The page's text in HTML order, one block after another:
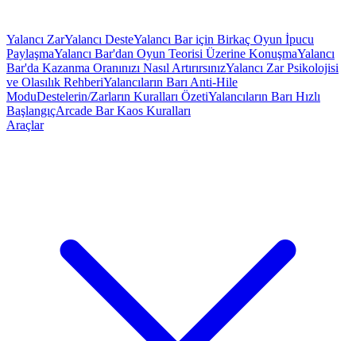
Yalancı ZarYalancı DesteYalancı Bar için Birkaç Oyun İpucu
PaylaşmaYalancı Bar'dan Oyun Teorisi Üzerine KonuşmaYalancı
Bar'da Kazanma Oranınızı Nasıl ArtırırsınızYalancı Zar Psikolojisi
ve Olasılık RehberiYalancıların Barı Anti-Hile
ModuDestelerin/Zarların Kuralları ÖzetiYalancıların Barı Hızlı
BaşlangıçArcade Bar Kaos Kuralları
Araçlar